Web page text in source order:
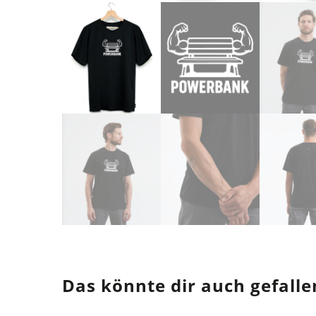
Das könnte dir auch